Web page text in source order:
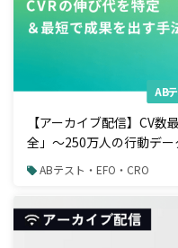
ABテ
【アーカイブ配信】CV
全」〜250万人の行動デ
成果を出す手法〜
ABテスト・EFO・CRO